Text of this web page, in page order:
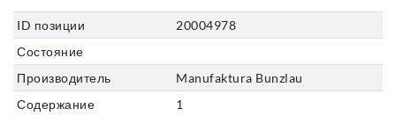
ID позиции
20004978
Состояние
Производитель
Manufaktura Bunzlau
Содержание
1